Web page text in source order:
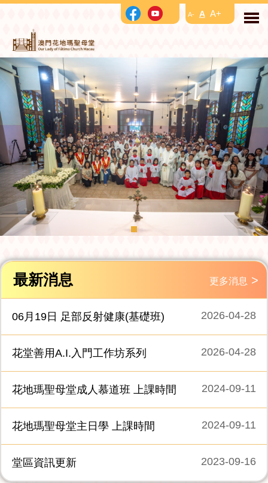
A- A A+
最新消息 更多消息 >
06月19日 足部反射健康(基礎班) 2026-04-28
花堂善用A.I.入門工作坊系列 2026-04-28
花地瑪聖母堂成人慕道班 上課時間 2024-09-11
花地瑪聖母堂主日學 上課時間 2024-09-11
堂區資訊更新 2023-09-16